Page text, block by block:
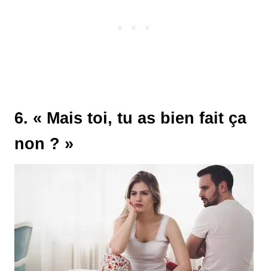
6. « Mais toi, tu as bien fait ça
non ? »